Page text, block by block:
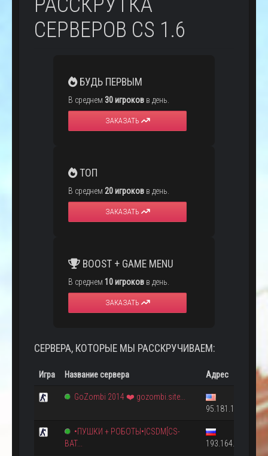
СЕРВЕРОВ CS 1.6
БУДЬ ПЕРВЫМ
В среднем 30 игроков в день.
ЗАКАЗАТЬ
ТОП
В среднем 20 игроков в день.
ЗАКАЗАТЬ
BOOST + GAME MENU
В среднем 10 игроков в день.
ЗАКАЗАТЬ
СЕРВЕРА, КОТОРЫЕ МЫ РАССКРУЧИВАЕМ:
Игра Название сервера Адрес
GoZombi 2014 ❤️ gozombi.site...
•ПУШКИ + РОБОТЫ•|CSDM[CS-
BAT...